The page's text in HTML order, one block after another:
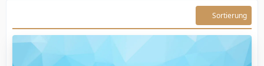
Sortierung